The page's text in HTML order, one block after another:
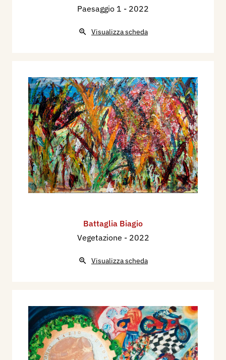
Paesaggio 1 - 2022
Visualizza scheda
Battaglia Biagio
Vegetazione - 2022
Visualizza scheda